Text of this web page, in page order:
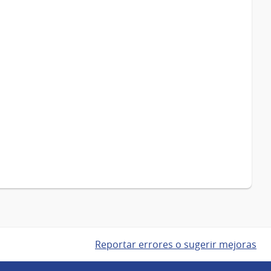
Reportar errores o sugerir mejoras